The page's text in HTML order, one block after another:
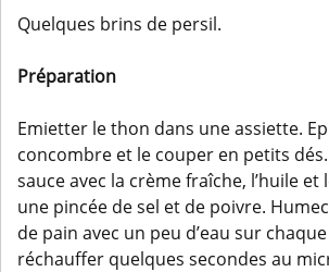
Quelques brins de persil.
Préparation
Emietter le thon dans une assiette.
concombre et le couper en petits
sauce avec la crème fraîche, l’huile
une pincée de sel et de poivre.
de pain avec un peu d’eau sur
réchauffer quelques secondes au